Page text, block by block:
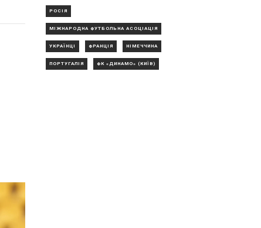
РОСІЯ
МІЖНАРОДНА ФУТБОЛЬНА АСОЦІАЦІЯ
УКРАЇНЦІ ФРАНЦІЯ НІМЕЧЧИНА
ПОРТУГАЛІЯ ФК «ДИНАМО» (КИЇВ)